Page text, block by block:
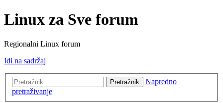
Linux za Sve forum
Regionalni Linux forum
Idi na sadržaj
Pretražnik
Napredno
pretraživanje